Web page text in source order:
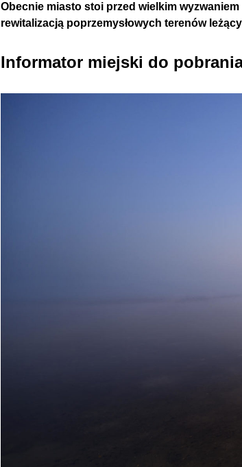
Obecnie miasto stoi przed wielkim
rewitalizacją poprzemysłowych terenów
Informator miejski do